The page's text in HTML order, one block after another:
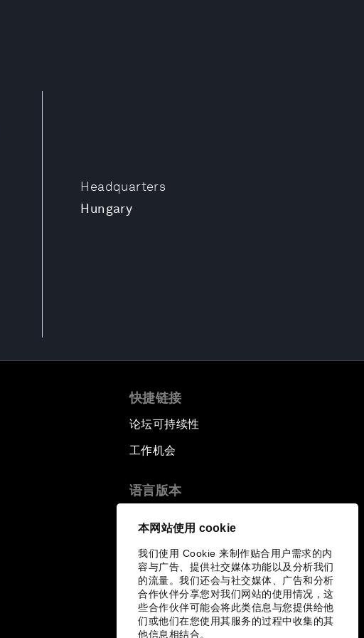
本网站使用 cookie
我们使用 Cookie 来制作贴合用户需求的内
容与广告、提供社交媒体功能以及分析我们
的流量。我们还会与社交媒体、广告和分析
合作伙伴分享您对我们网站的使用情况，这
些合作伙伴可能会将此类信息与您提供给他
们或他们在您使用其服务的过程中收集的其
他信息相结合。
Headquarters
Hungary
快捷链接
论坛可持续性
工作机会
语言版本